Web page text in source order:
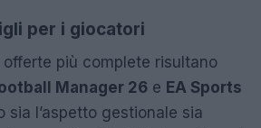
per i giocatori
più complete risultano
Manager 26 e EA Sports
sia l’aspetto gestionale sia